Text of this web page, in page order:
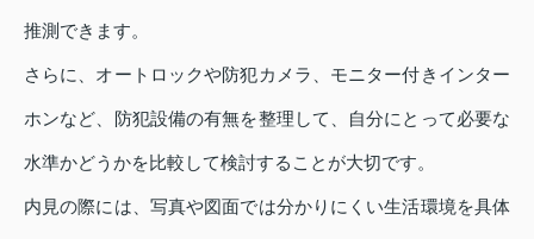
推測できます。
さらに、オートロックや防犯カメラ、モニター付きインター
ホンなど、防犯設備の有無を整理して、自分にとって必要な
水準かどうかを比較して検討することが大切です。
内見の際には、写真や図面では分かりにくい生活環境を具体